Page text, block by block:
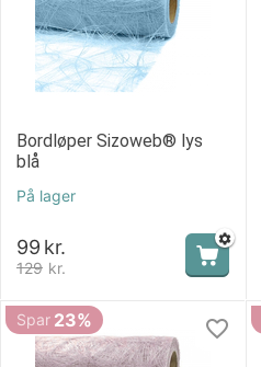
Bordløper Sizoweb® lys
blå
På lager
129 kr.
99 kr.
Spar 23%